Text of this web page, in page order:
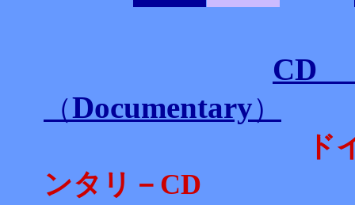
CD
（Documentary）
ドイツ 関連
ンタリ－CD